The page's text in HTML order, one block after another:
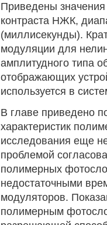
Приведены
контраста НЖК,
(миллисекунды).
модуляции для
амплитудного типа
отображающих
используется в
В главе приведено
характеристик
исследования еще
проблемой
полимерных
недостаточными
модуляторов.
полимерным